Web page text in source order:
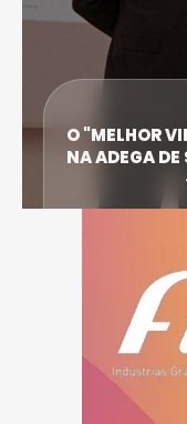
O "MELHOR
NA ADEGA DE